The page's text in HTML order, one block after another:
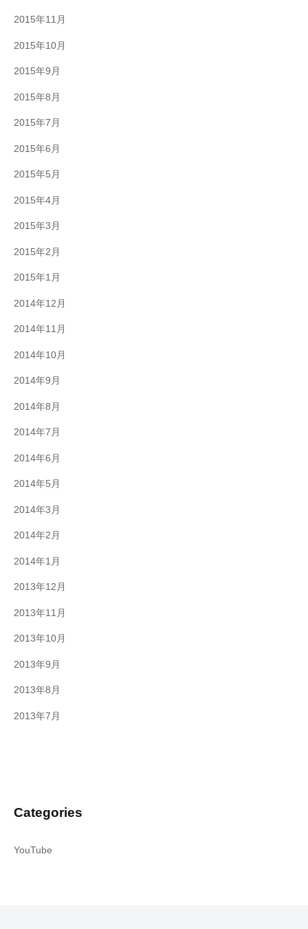
2015年11月
2015年10月
2015年9月
2015年8月
2015年7月
2015年6月
2015年5月
2015年4月
2015年3月
2015年2月
2015年1月
2014年12月
2014年11月
2014年10月
2014年9月
2014年8月
2014年7月
2014年6月
2014年5月
2014年3月
2014年2月
2014年1月
2013年12月
2013年11月
2013年10月
2013年9月
2013年8月
2013年7月
Categories
YouTube